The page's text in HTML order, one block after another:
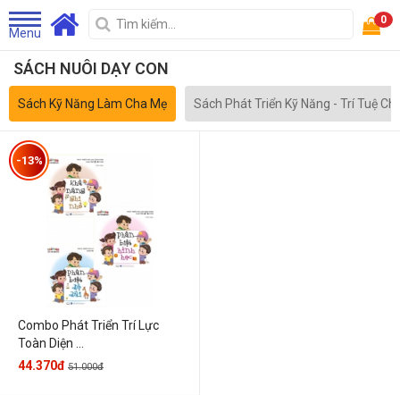
Menu
0
SÁCH NUÔI DẠY CON
Sách Kỹ Năng Làm Cha Mẹ Sách Phát Triển Kỹ Năng - Trí Tuệ
Combo Phát Triển Trí Lực
Toàn Diện ...
-13%
44.370đ 51.000đ